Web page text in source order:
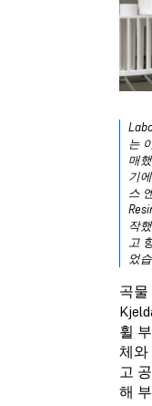
는
매
기
스
작
고
었
곡물
휠
체
고
해